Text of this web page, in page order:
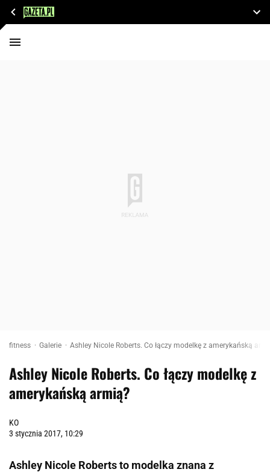
fitness Galerie Ashley Nicole Roberts. Co łączy modelkę z amerykańską
Ashley Nicole Roberts. Co łączy modelkę z
amerykańską armią?
KO
3 stycznia 2017, 10:29
Ashley Nicole Roberts to modelka znana z